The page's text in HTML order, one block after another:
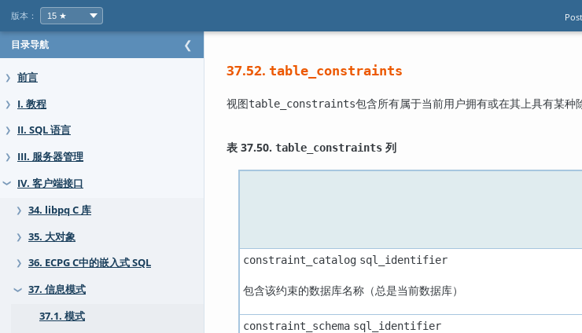
版本：
目录导航 ❮
❯ 前言
❯ I. 教程
❯ II. SQL 语言
❯ III. 服务器管理
❯ IV. 客户端接口
❯ 34. libpq C 库
❯ 35. 大对象
❯ 36. ECPG C中的嵌入式 SQL
❯
37. 信息模式
37.1. 模式
37.52. table_constraints
视图table_constraints包含所有属于当前用户拥有或在其上具有某种
表 37.50. table_constraints 列
constraint_catalog sql_identifier
包含该约束的数据库名称（总是当前数据库）
constraint_schema sql_identifier